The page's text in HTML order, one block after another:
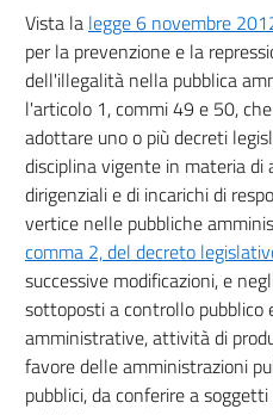
privato regolati o finanziati dalle
lo svolgimento di
9
10
Incompatibilità tra incarichi
negli enti privati in controllo
organi di
11
12
13
14
Capo
Vista la legge 6 novembre
per la prevenzione e la
dell'illegalità nella pubblica
l'articolo 1, commi 49 e 50,
adottare uno o più decreti
disciplina vigente in materia di
dirigenziali e di incarichi di
vertice nelle pubbliche
comma 2, del decreto
successive modificazioni, e
sottoposti a controllo pubblico
amministrative, attività di
favore delle amministrazioni
pubblici, da conferire a